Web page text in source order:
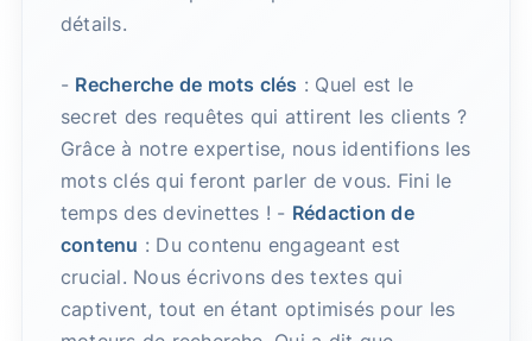
détails.
- Recherche de mots clés : Quel est le
secret des requêtes qui attirent les clients ?
Grâce à notre expertise, nous identifions les
mots clés qui feront parler de vous. Fini le
temps des devinettes ! - Rédaction de
contenu : Du contenu engageant est
crucial. Nous écrivons des textes qui
captivent, tout en étant optimisés pour les